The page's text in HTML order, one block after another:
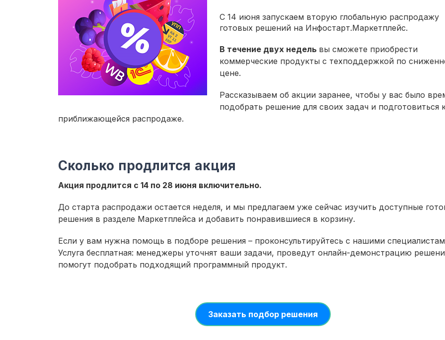
С 14 июня запускаем вторую глобальную распродажу
готовых решений на Инфостарт.Маркетплейс.
В течение двух недель вы сможете приобрести
коммерческие продукты с техподдержкой по
цене.
Рассказываем об акции заранее, чтобы у вас было
подобрать решение для своих задач и подготовиться
приближающейся распродаже.
Сколько продлится акция
Акция продлится с 14 по 28 июня включительно.
До старта распродажи остается неделя, и мы предлагаем уже сейчас изучить доступные
решения в разделе Маркетплейса и добавить понравившиеся в корзину.
Если у вам нужна помощь в подборе решения – проконсультируйтесь с нашими
Услуга бесплатная: менеджеры уточнят ваши задачи, проведут онлайн-демонстрацию
помогут подобрать подходящий программный продукт.
Заказать подбор решения